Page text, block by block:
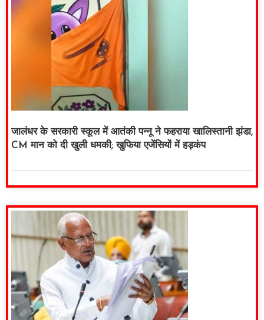
जालंधर के सरकारी स्कूल में आतंकी पन्नू ने फहराया खालिस्तानी झंडा,
CM मान को दी खुली धमकी; खुफिया एजेंसियों में हड़कंप